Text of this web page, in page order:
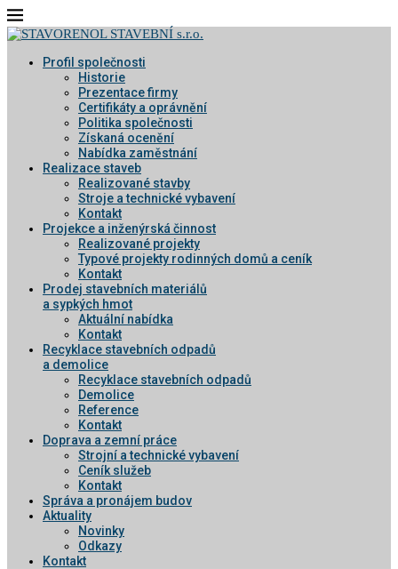
Profil společnosti
Historie
Prezentace firmy
Certifikáty a oprávnění
Politika společnosti
Získaná ocenění
Nabídka zaměstnání
Realizace staveb
Realizované stavby
Stroje a technické vybavení
Kontakt
Projekce a inženýrská činnost
Realizované projekty
Typové projekty rodinných domů a ceník
Kontakt
Prodej stavebních materiálů
a sypkých hmot
Aktuální nabídka
Kontakt
Recyklace stavebních odpadů
a demolice
Recyklace stavebních odpadů
Demolice
Reference
Kontakt
Doprava a zemní práce
Strojní a technické vybavení
Ceník služeb
Kontakt
Správa a pronájem budov
Aktuality
Novinky
Odkazy
Kontakt